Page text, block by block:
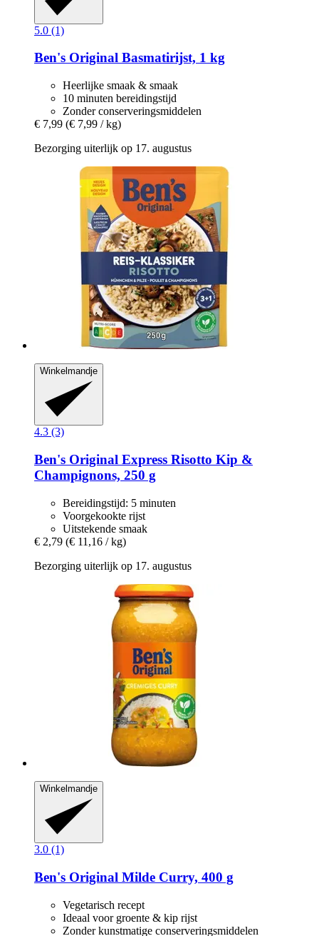
5.0 (1)
Ben's Original Basmatirijst, 1 kg
Heerlijke smaak & smaak
10 minuten bereidingstijd
Zonder conserveringsmiddelen
€ 7,99 (€ 7,99 / kg)
Bezorging uiterlijk op 17. augustus
Winkelmandje
4.3 (3)
Ben's Original Express Risotto Kip &
Champignons, 250 g
Bereidingstijd: 5 minuten
Voorgekookte rijst
Uitstekende smaak
€ 2,79 (€ 11,16 / kg)
Bezorging uiterlijk op 17. augustus
Winkelmandje
3.0 (1)
Ben's Original Milde Curry, 400 g
Vegetarisch recept
Ideaal voor groente & kip rijst
Zonder kunstmatige conserveringsmiddelen